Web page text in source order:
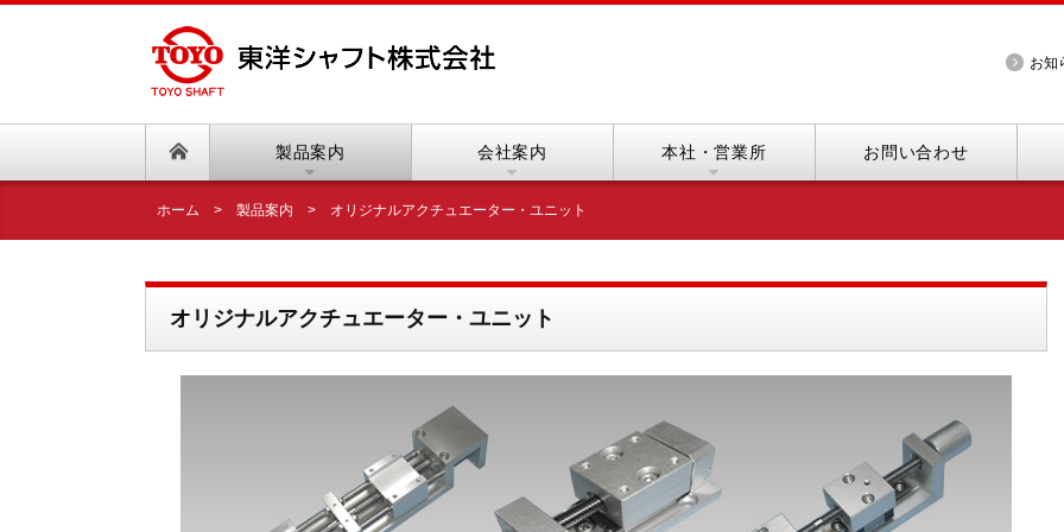
お知
製品案内 会社案内 本社・営業所 お問い合わせ
ホーム > 製品案内 > オリジナルアクチュエーター・ユニット
オリジナルアクチュエーター・ユニット